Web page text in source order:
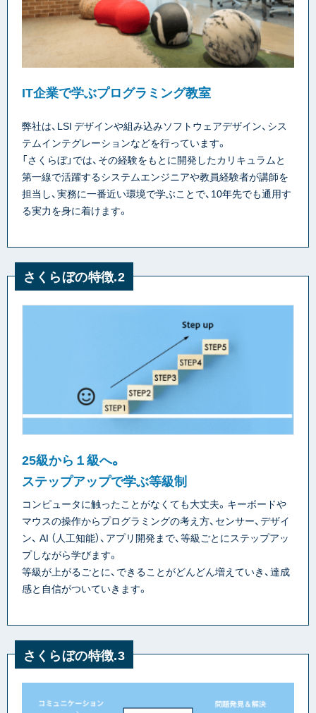
IT企業で学ぶプログラミング教室
弊社は、LSI デザインや組み込みソフトウェアデザイン、シス
テムインテグレーションなどを行っています。
「さくらぼ」では、その経験をもとに開発したカリキュラムと
第一線で活躍するシステムエンジニアや教員経験者が講師を
担当し、実務に一番近い環境で学ぶことで、10年先でも通用す
る実力を身に着けます。
さくらぼの特徴.2
25級から１級へ。
ステップアップで学ぶ等級制
コンピュータに触ったことがなくても大丈夫。キーボードや
マウスの操作からプログラミングの考え方、センサー、デザイ
ン、 AI （人工知能）、アプリ開発まで、等級ごとにステップアッ
プしながら学びます。
等級が上がるごとに、できることがどんどん増えていき、達成
感と自信がついていきます。
さくらぼの特徴.3